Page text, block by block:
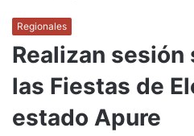
Regionales
Realizan
las Fiestas de
estado Apure